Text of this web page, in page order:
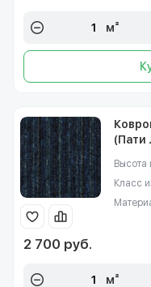
м²
(Пати
Высота
Класс
2 700 руб.
м²